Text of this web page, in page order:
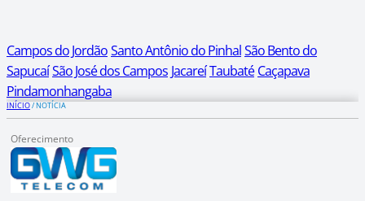
Campos do JordãoSanto Antônio do PinhalSão Bento do
SapucaíSão José dos Campos JacareíTaubaté Caçapava
Pindamonhangaba
INÍCIO/NOTÍCIA
Oferecimento